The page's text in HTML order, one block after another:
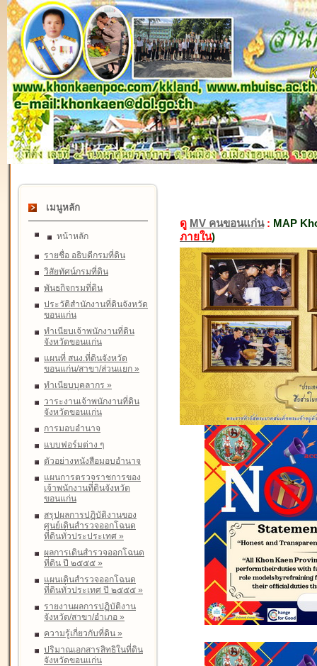
เมนูหลัก
หน้าหลัก
รายชื่อ อธิบดีกรมที่ดิน
วิสัยทัศน์กรมที่ดิน
พันธกิจกรมที่ดิน
ประวัติสำนักงานที่ดินจังหวัด
ขอนแก่น
ทำเนียบเจ้าพนักงานที่ดิน
จังหวัดขอนแก่น
แผนที่ สนง.ที่ดินจังหวัด
ขอนแก่น/สาขา/ส่วนแยก »
ทำเนียบบุคลากร »
วาระงานเจ้าพนักงานที่ดิน
จังหวัดขอนแก่น
การมอบอำนาจ
แบบฟอร์มต่าง ๆ
ตัวอย่างหนังสือมอบอำนาจ
แผนการตรวจราชการของ
เจ้าพนักงานที่ดินจังหวัด
ขอนแก่น
สรุปผลการปฏิบัติงานของ
ศูนย์เดินสำรวจออกโฉนด
ที่ดินทั่วประประเทศ »
ผลการเดินสำรวจออกโฉนด
ที่ดิน ปี ๒๕๕๕ »
แผนเดินสำรวจออกโฉนด
ที่ดินทั่วประเทศ ปี ๒๕๕๕ »
รายงานผลการปฏิบัติงาน
จังหวัด/สาขา/อำเภอ »
ความรู้เกี่ยวกับที่ดิน »
ปริมาณเอกสารสิทธิในที่ดิน
จังหวัดขอนแก่น
ดู MV คนขอนแก่น: MAP
ภายใน)